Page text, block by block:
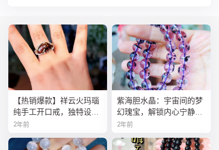
【热销爆款】祥云火玛瑙
纯手工开口戒，独特设计
寓意吉祥，时尚与灵性的
2年前
紫海胆水晶：宇宙间的梦
幻瑰宝，解锁内心宁静与
疗愈之秘
2年前